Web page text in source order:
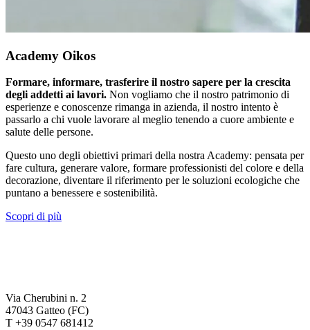
Academy Oikos
Formare, informare, trasferire il nostro sapere per la crescita
degli addetti ai lavori. Non vogliamo che il nostro patrimonio di
esperienze e conoscenze rimanga in azienda, il nostro intento è
passarlo a chi vuole lavorare al meglio tenendo a cuore ambiente e
salute delle persone.
Questo uno degli obiettivi primari della nostra Academy: pensata per
fare cultura, generare valore, formare professionisti del colore e della
decorazione, diventare il riferimento per le soluzioni ecologiche che
puntano a benessere e sostenibilità.
Scopri di più
Via Cherubini n. 2
47043 Gatteo (FC)
T +39 0547 681412